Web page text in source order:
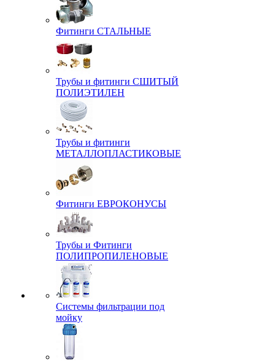
Фитинги СТАЛЬНЫЕ
Трубы и фитинги СШИТЫЙ
ПОЛИЭТИЛЕН
Трубы и фитинги
МЕТАЛЛОПЛАСТИКОВЫЕ
Фитинги ЕВРОКОНУСЫ
Трубы и Фитинги
ПОЛИПРОПИЛЕНОВЫЕ
Системы фильтрации под
мойку